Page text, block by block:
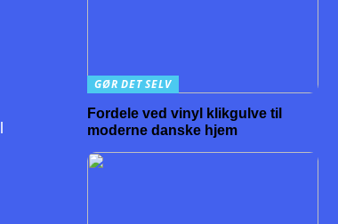
GØR DET SELV
Fordele ved vinyl klikgulve til
moderne danske hjem